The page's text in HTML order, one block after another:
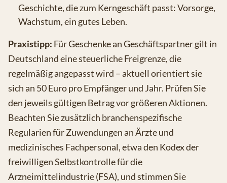
Geschichte, die zum Kerngeschäft passt: Vorsorge,
Wachstum, ein gutes Leben.
Praxistipp: Für Geschenke an Geschäftspartner gilt in
Deutschland eine steuerliche Freigrenze, die
regelmäßig angepasst wird – aktuell orientiert sie
sich an 50 Euro pro Empfänger und Jahr. Prüfen Sie
den jeweils gültigen Betrag vor größeren Aktionen.
Beachten Sie zusätzlich branchenspezifische
Regularien für Zuwendungen an Ärzte und
medizinisches Fachpersonal, etwa den Kodex der
freiwilligen Selbstkontrolle für die
Arzneimittelindustrie (FSA), und stimmen Sie